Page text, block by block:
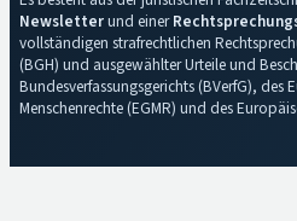
Newsletterund einer
vollständigen strafrechtlichen
(BGH) und ausgewählter Urteile und
Bundesverfassungsgerichts (BVerfG), des
Menschenrechte (EGMR) und des